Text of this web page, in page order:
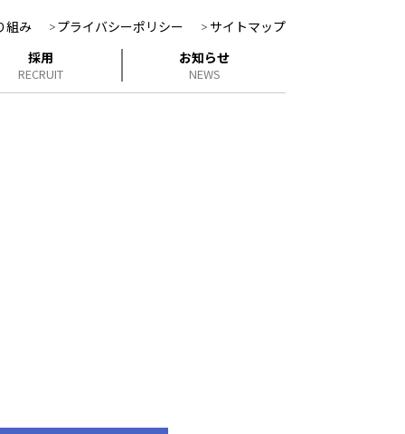
組み プライバシーポリシー
サイトマップ
採用
RECRUIT
お知らせ
NEWS